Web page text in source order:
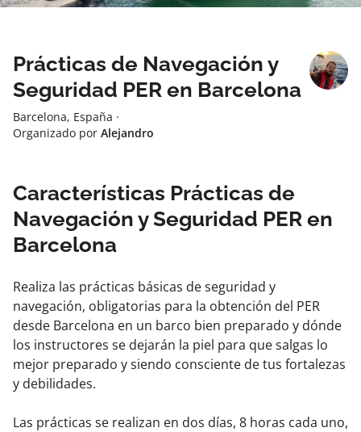
Prácticas de Navegación y
Seguridad PER en Barcelona
Barcelona, España ·
Organizado por Alejandro
Características Prácticas de
Navegación y Seguridad PER en
Barcelona
Realiza las prácticas básicas de seguridad y
navegación, obligatorias para la obtención del PER
desde Barcelona en un barco bien preparado y dónde
los instructores se dejarán la piel para que salgas lo
mejor preparado y siendo consciente de tus fortalezas
y debilidades.
Las prácticas se realizan en dos días, 8 horas cada uno,